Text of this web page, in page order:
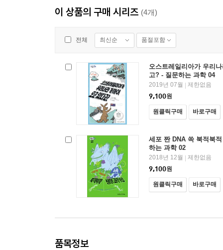
이 상품의 구매 시리즈 (4개)
전체 최신순 품절포함
오스트레일리아가 우리
고? - 질문하는 과학 04
2019년 07월 | 제한없음
9,100원
원클릭구매 바로구매
세포 짠 DNA 쏙 북적북
하는 과학 02
2018년 12월 | 제한없음
9,100원
원클릭구매 바로구매
품목정보